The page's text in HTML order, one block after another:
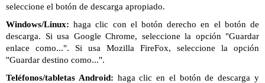
seleccione el botón de descarga apropiado.
Windows/Linux: haga clic con el botón derecho en el botón de
descarga. Si usa Google Chrome, seleccione la opción "Guardar
enlace como...". Si usa Mozilla FireFox, seleccione la opción
"Guardar destino como...".
Teléfonos/tabletas Android: haga clic en el botón de descarga y